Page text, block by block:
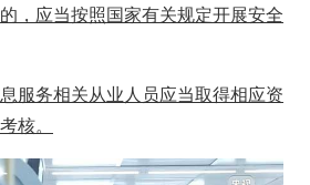
，应当按照国家有关规定开展安全
服务相关从业人员应当取得相应资
核。